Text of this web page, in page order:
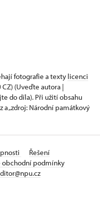
fotografie a texty licenci
CZ) (Uveďte autora |
do díla). Při užití obsahu
a „zdroj: Národní památkový
Řešení
obchodní podmínky